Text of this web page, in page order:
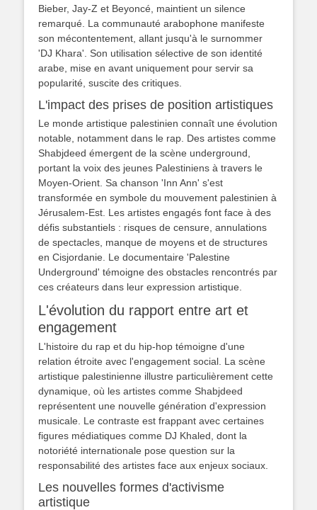
Bieber, Jay-Z et Beyoncé, maintient un silence
remarqué. La communauté arabophone manifeste
son mécontentement, allant jusqu'à le surnommer
'DJ Khara'. Son utilisation sélective de son identité
arabe, mise en avant uniquement pour servir sa
popularité, suscite des critiques.
L'impact des prises de position artistiques
Le monde artistique palestinien connaît une évolution
notable, notamment dans le rap. Des artistes comme
Shabjdeed émergent de la scène underground,
portant la voix des jeunes Palestiniens à travers le
Moyen-Orient. Sa chanson 'Inn Ann' s'est
transformée en symbole du mouvement palestinien à
Jérusalem-Est. Les artistes engagés font face à des
défis substantiels : risques de censure, annulations
de spectacles, manque de moyens et de structures
en Cisjordanie. Le documentaire 'Palestine
Underground' témoigne des obstacles rencontrés par
ces créateurs dans leur expression artistique.
L'évolution du rapport entre art et
engagement
L'histoire du rap et du hip-hop témoigne d'une
relation étroite avec l'engagement social. La scène
artistique palestinienne illustre particulièrement cette
dynamique, où les artistes comme Shabjdeed
représentent une nouvelle génération d'expression
musicale. Le contraste est frappant avec certaines
figures médiatiques comme DJ Khaled, dont la
notoriété internationale pose question sur la
responsabilité des artistes face aux enjeux sociaux.
Les nouvelles formes d'activisme
artistique